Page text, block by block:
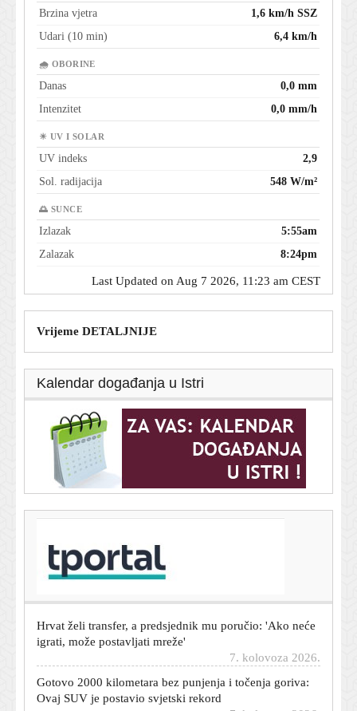
Brzina vjetra
1,6 km/h SSZ
Udari (10 min)
6,4 km/h
🌧 OBORINE
Danas
0,0 mm
Intenzitet
0,0 mm/h
☀ UV I SOLAR
UV indeks
2,9
Sol. radijacija
548 W/m²
🌅 SUNCE
Izlazak
5:55am
Zalazak
8:24pm
Last Updated on Aug 7 2026, 11:23 am CEST
Vrijeme DETALJNIJE
Kalendar događanja u Istri
Poznati hrvatski VAR sudac pretučen u Osijeku: Pronašli
ga kako leži na cesti
igrati, može postavljati mreže'
Gotovo 2000 kilometara bez punjenja i točenja goriva:
Ovaj SUV je postavio svjetski rekord